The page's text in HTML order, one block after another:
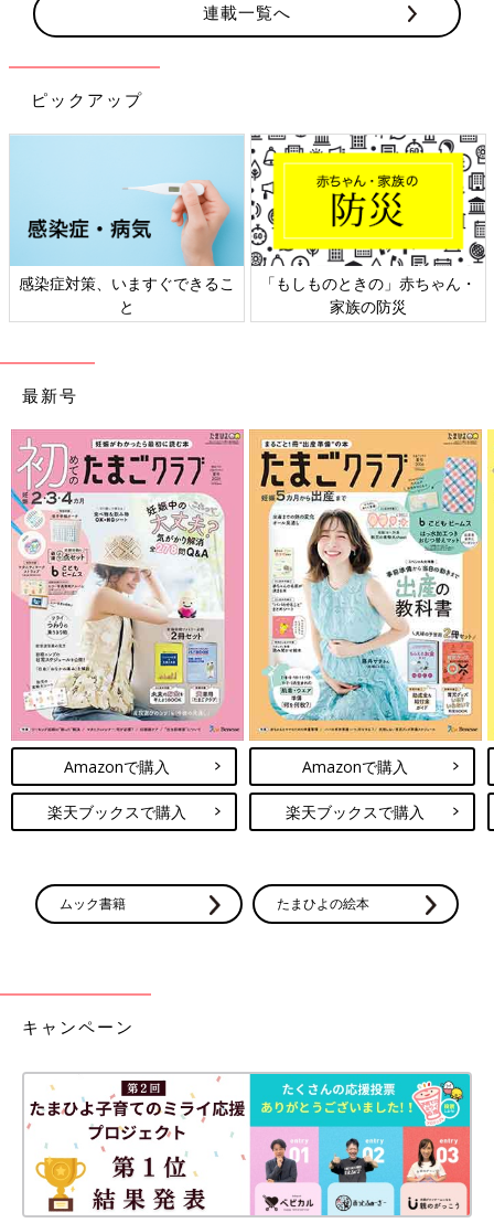
連載一覧へ
ピックアップ
感染症対策、いますぐできるこ
と
「もしものときの」赤ちゃん・
家族の防災
最新号
Amazonで購入
楽天ブックスで購入
Amazonで購入
楽天ブックスで購入
ムック書籍 たまひよの絵本
キャンペーン